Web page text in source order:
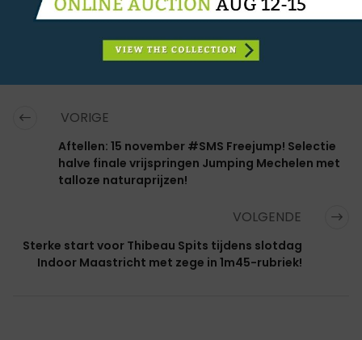
VORIGE
Aftellen: 15 november #SMS Freejump! Selectie
halve finale vrijspringen Jumping Mechelen met
talloze naturaprijzen!
VOLGENDE
Sterke start voor Thibeau Spits tijdens slotdag
Indoor Maastricht met zege in 1m45-rubriek!